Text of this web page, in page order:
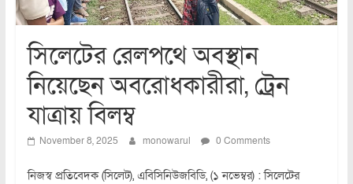
সিলেটের রেলপথে অবস্থান
নিয়েছেন অবরোধকারীরা, ট্রেন
যাত্রায় বিলম্ব
November 8, 2025 monowarul 0 Comments
নিজস্ব প্রতিবেদক (সিলেট), এবিসিনিউজবিডি, (১ নভেম্বর) : সিলেটের